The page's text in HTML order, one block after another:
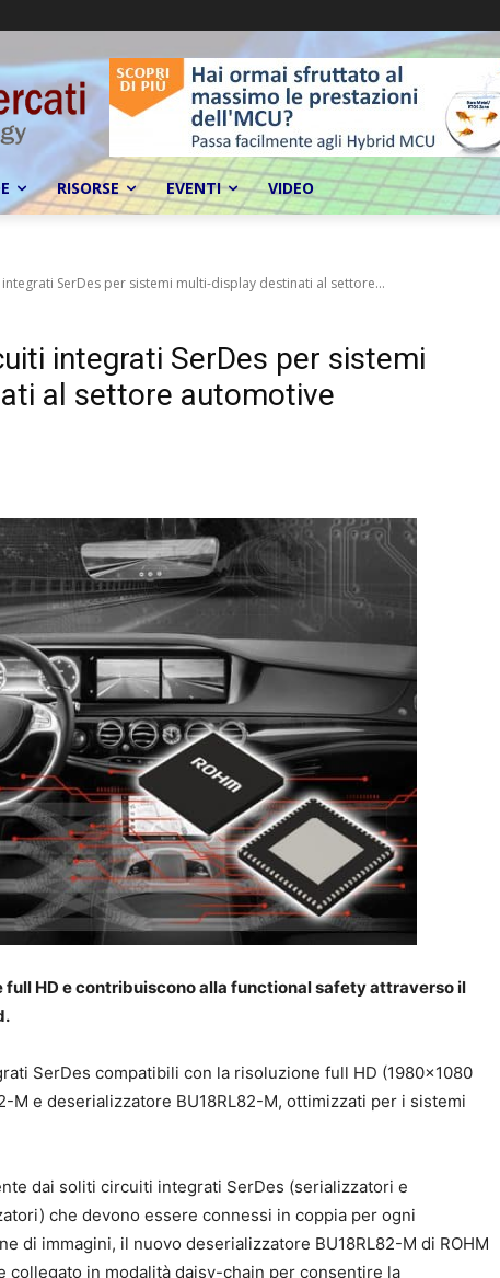
RISORSE EVENTI VIDEO
SerDes per sistemi multi-display destinati al settore...
integrati SerDes per sistemi
al settore automotive
full HD e contribuiscono alla functional safety attraverso il
SerDes compatibili con la risoluzione full HD (1980×1080
M e deserializzatore BU18RL82-M, ottimizzati per i sistemi
dai soliti circuiti integrati SerDes (serializzatori e
che devono essere connessi in coppia per ogni
di immagini, il nuovo deserializzatore BU18RL82-M di ROHM
collegato in modalità daisy-chain per consentire la